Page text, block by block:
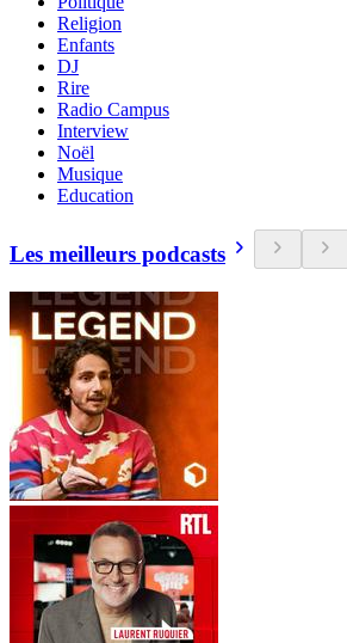
Religion
Enfants
DJ
Rire
Radio Campus
Interview
Noël
Musique
Education
Les meilleurs podcasts